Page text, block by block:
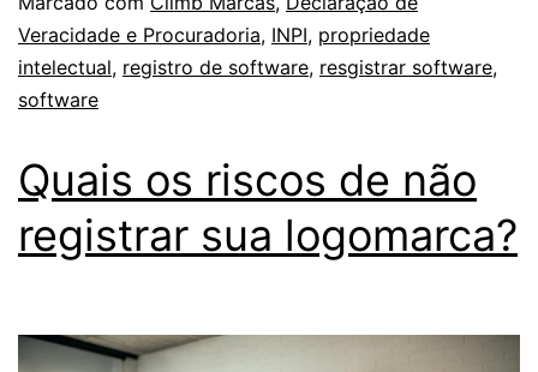
Veracidade e Procuradoria, INPI, propriedade
intelectual, registro de software, resgistrar software,
software
Quais os riscos de não
registrar sua logomarca?